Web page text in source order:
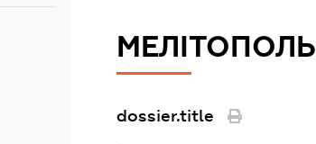
dossier.title